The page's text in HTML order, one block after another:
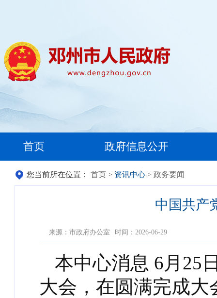
首页 政府信息公开
您当前所在位置： 首页 > 资讯中心 > 政务要闻
中国共产
来源：市政府办公室 时间：2026-06-29
本中心消息 6月25
大会，在圆满完成